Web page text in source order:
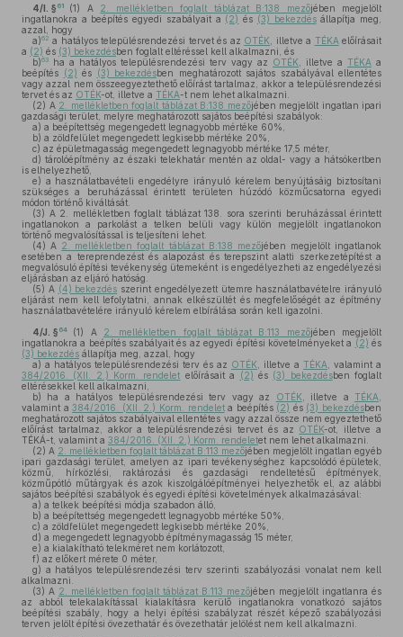
4/I. § 61 (1) A 2. mellékletben foglalt táblázat B:138 mezőjében megjelölt
ingatlanokra a beépítés egyedi szabályait a (2) és (3) bekezdésállapítja meg,
azzal, hogy
a)62 a hatályos településrendezési tervet és az OTÉK , illetve a TÉKA előírásait
a (2) és (3) bekezdésben foglalt eltéréssel kell alkalmazni, és
b)63 ha a hatályos településrendezési terv vagy az OTÉK , illetve a TÉKA a
beépítés (2) és (3) bekezdésben meghatározott sajátos szabályával ellentétes
vagy azzal nem összeegyeztethető előírást tartalmaz, akkor a településrendezési
tervet és az OTÉK-ot, illetve a TÉKA-t nem lehet alkalmazni.
(2) A 2. mellékletben foglalt táblázat B:138 mezőjében megjelölt ingatlan ipari
gazdasági terület, melyre meghatározott sajátos beépítési szabályok:
a) a beépítettség megengedett legnagyobb mértéke 60%,
b) a zöldfelület megengedett legkisebb mértéke 20%,
c) az épületmagasság megengedett legnagyobb mértéke 17,5 méter,
d) tárolóépítmény az északi telekhatár mentén az oldal- vagy a hátsókertben
is elhelyezhető,
e) a használatbavételi engedélyre irányuló kérelem benyújtásáig biztosítani
szükséges a beruházással érintett területen húzódó közműcsatorna egyedi
módon történő kiváltását.
(3) A 2. mellékletben foglalt táblázat 138. sora szerinti beruházással érintett
ingatlanokon a parkolást a telken belüli vagy külön megjelölt ingatlanokon
történő megvalósítással is teljesíteni lehet.
(4) A 2. mellékletben foglalt táblázat B:138 mezőjében megjelölt ingatlanok
esetében a tereprendezést és alapozást és terepszint alatti szerkezetépítést a
megvalósuló építési tevékenység ütemeként is engedélyezheti az engedélyezési
eljárásban az eljáró hatóság.
(5) A (4) bekezdés szerint engedélyezett ütemre használatbavételre irányuló
eljárást nem kell lefolytatni, annak elkészültét és megfelelőségét az építmény
használatbavételére irányuló kérelem elbírálása során kell igazolni.
4/J. § 64 (1) A 2. mellékletben foglalt táblázat B:113 mezőjében megjelölt
ingatlanokra a beépítés szabályait és az egyedi építési követelményeket a (2) és
(3) bekezdés állapítja meg, azzal, hogy
a) a hatályos településrendezési terv és az OTÉK , illetve a TÉKA , valamint a
384/2016. (XII. 2.) Korm. rendelet előírásait a (2) és (3) bekezdésben foglalt
eltérésekkel kell alkalmazni,
b) ha a hatályos településrendezési terv vagy az OTÉK , illetve a TÉKA
valamint a384/2016. (XII. 2.) Korm. rendeleta beépítés (2) és (3) bekezdésben
meghatározott sajátos szabályaival ellentétes vagy azzal össze nem egyeztethető
előírást tartalmaz, akkor a településrendezési tervet és az OTÉK-ot, illetve a
TÉKÁ-t, valamint a 384/2016. (XII. 2.) Korm. rendeletet nem lehet alkalmazni.
(2) A 2. mellékletben foglalt táblázat B:113 mezőjében megjelölt ingatlan egyéb
ipari gazdasági terület, amelyen az ipari tevékenységhez kapcsolódó épületek,
közmű, hírközlési, raktározási és gazdasági rendeltetésű építmények,
közműpótló műtárgyak és azok kiszolgálóépítményei helyezhetők el, az alábbi
sajátos beépítési szabályok és egyedi építési követelmények alkalmazásával:
a) a telkek beépítési módja szabadon álló,
b) a beépítettség megengedett legnagyobb mértéke 50%,
c) a zöldfelület megengedett legkisebb mértéke 20%,
d) a megengedett legnagyobb építménymagasság 15 méter,
e) a kialakítható telekméret nem korlátozott,
f) az előkert mérete 0 méter,
g) a hatályos településrendezési terv szerinti szabályozási vonalat nem kell
alkalmazni.
(3) A 2. mellékletben foglalt táblázat B:113 mezőjében megjelölt ingatlanra és
az abból telekalakítással kialakításra kerülő ingatlanokra vonatkozó sajátos
beépítési szabály, hogy a helyi építési szabályzat részét képező szabályozási
terven jelölt építési övezethatár és övezethatár jelölést nem kell alkalmazni.